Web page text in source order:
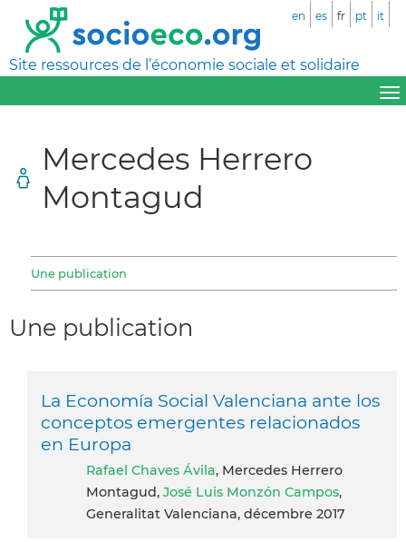
Site ressources de l’économie sociale et solidaire
en es fr pt it
Mercedes Herrero
Montagud
Une publication
Une publication
La Economía Social Valenciana ante los
conceptos emergentes relacionados
en Europa
Rafael Chaves Ávila, Mercedes Herrero
Montagud, José Luis Monzón Campos,
Generalitat Valenciana, décembre 2017